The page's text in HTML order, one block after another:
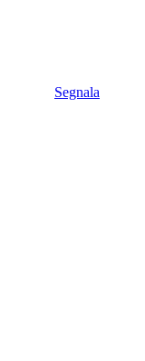
Segnala